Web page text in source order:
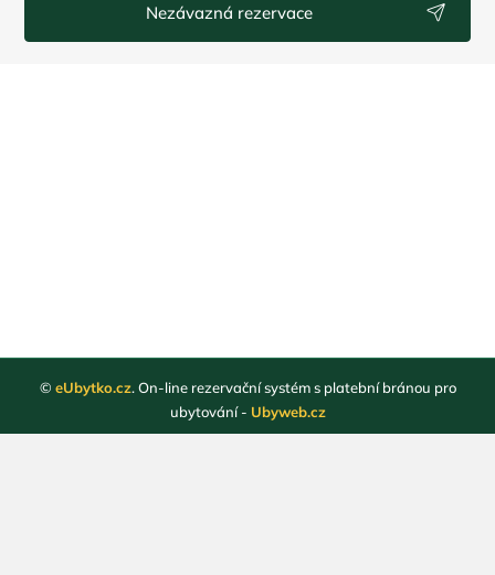
Nezávazná rezervace
© eUbytko.cz. On-line rezervační systém s platební bránou pro
ubytování - Ubyweb.cz